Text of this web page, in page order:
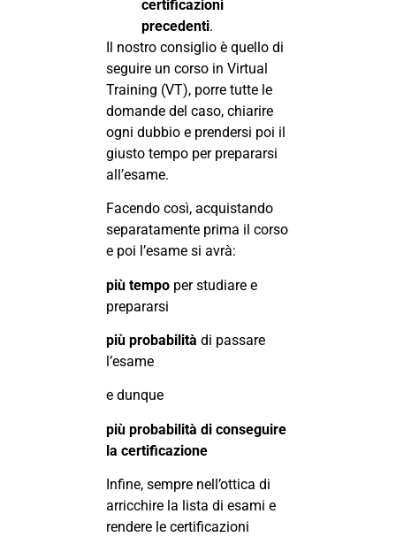
certificazioni
precedenti.
Il nostro consiglio è quello di
seguire un corso in Virtual
Training (VT), porre tutte le
domande del caso, chiarire
ogni dubbio e prendersi poi il
giusto tempo per prepararsi
all’esame.
Facendo così, acquistando
separatamente prima il corso
e poi l’esame si avrà:
più tempo per studiare e
prepararsi
più probabilità di passare
l’esame
e dunque
più probabilità di conseguire
la certificazione
Infine, sempre nell’ottica di
arricchire la lista di esami e
rendere le certificazioni